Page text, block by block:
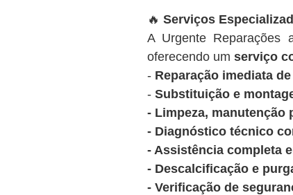
🔥 Serviços
A Urgente Reparações
oferecendo um serviço
- Reparação imediata
- Substituição e
- Limpeza, manutenção
- Diagnóstico técnico
- Assistência completa
- Descalcificação e
- Verificação de